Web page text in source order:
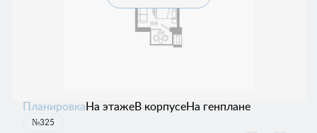
Планировка На этажеВ корпусеНа генплане
№325